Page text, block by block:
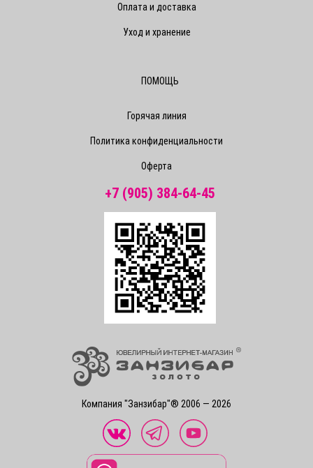
Компания "Занзибар"® 2006 — 2026
Оплата и доставка
Уход и хранение
ПОМОЩЬ
Горячая линия
Политика конфиденциальности
Оферта
+7 (905) 384-64-45